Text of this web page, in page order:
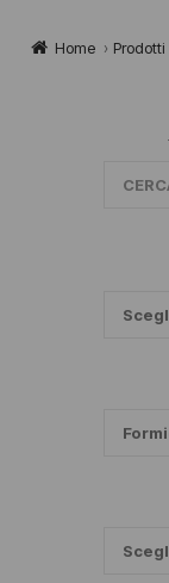
Home › Prodotti